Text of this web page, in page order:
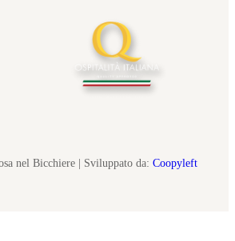
nel Bicchiere | Sviluppato da: Coopyleft